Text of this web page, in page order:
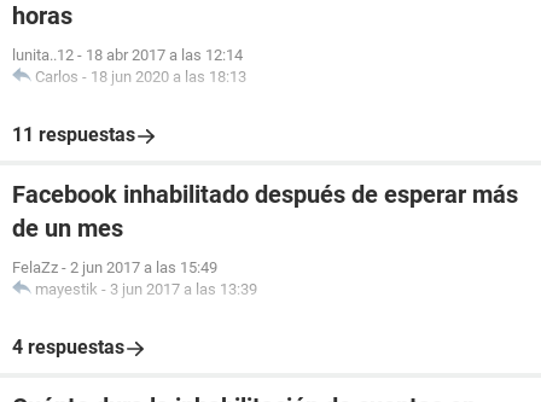
horas
lunita..12 - 18 abr 2017 a las 12:14
Carlos - 18 jun 2020 a las 18:13
11 respuestas
Facebook inhabilitado después de esperar más
de un mes
FelaZz - 2 jun 2017 a las 15:49
mayestik - 3 jun 2017 a las 13:39
4 respuestas